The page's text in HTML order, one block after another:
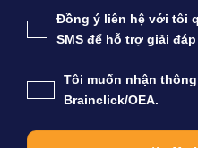
Đồng ý liên hệ với tôi
SMS để hỗ trợ giải
Tôi muốn nhận
Brainclick/OEA.